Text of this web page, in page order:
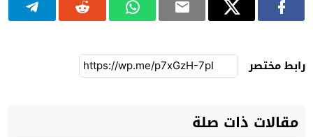
رابط مختصر
مقالات ذات صلة